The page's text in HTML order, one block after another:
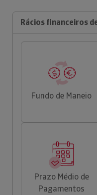
Rácios financeiros
Fundo de Maneio
Prazo Médio de
Pagamentos